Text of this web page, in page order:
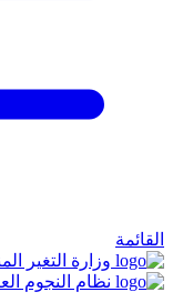
القائمة
وزارة التغير
نظام النجوم